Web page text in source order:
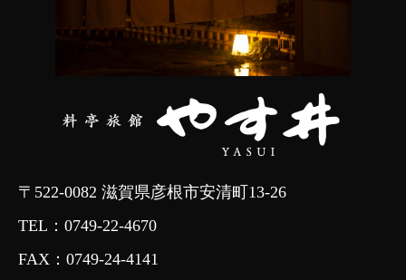
〒522-0082 滋賀県彦根市安清町13-26
TEL： 0749-22-4670
FAX：0749-24-4141